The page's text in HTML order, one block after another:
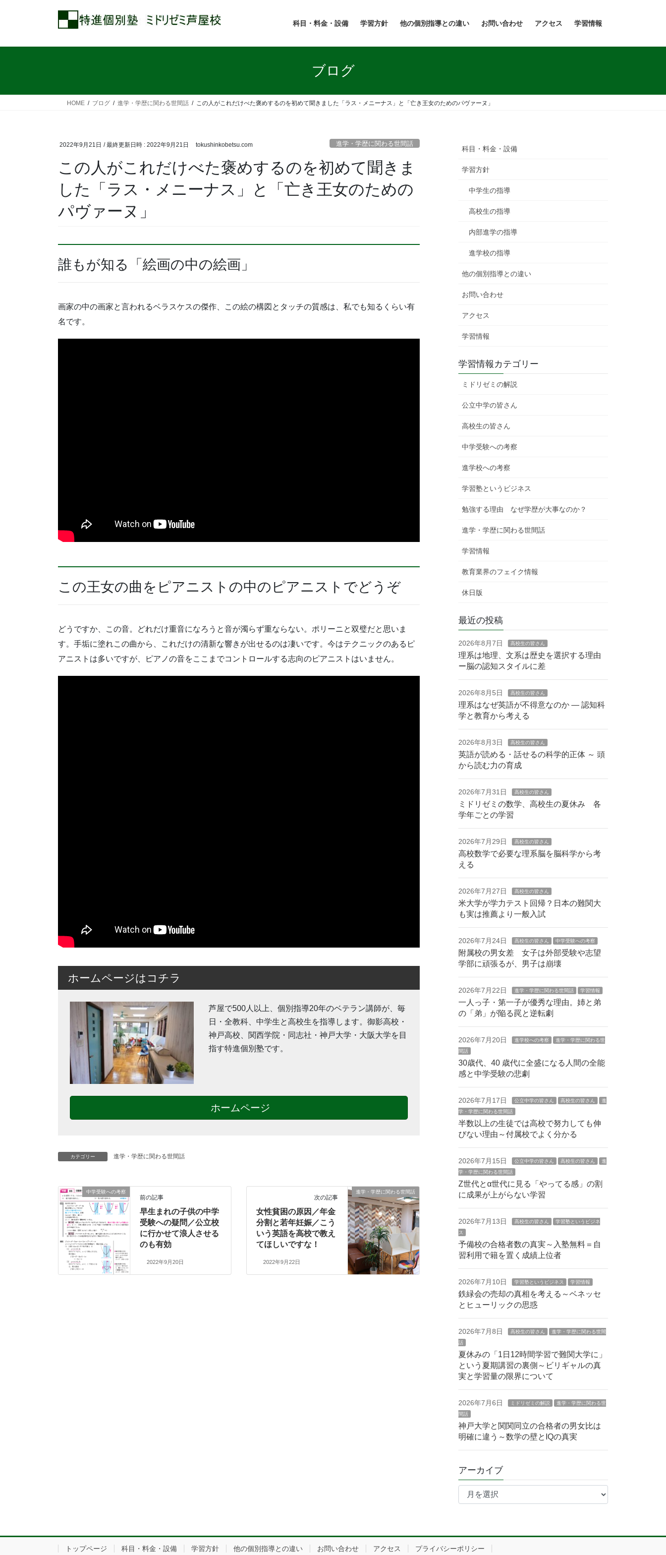
科目・料金・設備 学習方針 他の個別指導との違い お問い合わせ アクセス 学習情報
ブログ
HOME ブログ 進学・学歴に関わる世間話 この人がこれだけべた褒めするのを初めて聞きました「ラス・メニーナス」と「亡き王女のためのパヴァーヌ」
2022年9月21日 / 最終更新日時 : 2022年9月21日 tokushinkobetsu.com 進学・学歴に関わる世間話
この人がこれだけべた褒めするのを初めて聞きま
した「ラス・メニーナス」と「亡き王女のための
パヴァーヌ」
誰もが知る「絵画の中の絵画」
画家の中の画家と言われるベラスケスの傑作、この絵の構図とタッチの質感は、私でも知るくらい有
名です。
この王女の曲をピアニストの中のピアニストでどうぞ
どうですか、この音。どれだけ重音になろうと音が濁らず重ならない。ポリーニと双璧だと思いま
す。手垢に塗れこの曲から、これだけの清新な響きが出せるのは凄いです。今はテクニックのあるピ
アニストは多いですが、ピアノの音をここまでコントロールする志向のピアニストはいません。
ホームページはコチラ
芦屋で500人以上、個別指導20年のベテラン講師が、毎
日・全教科、中学生と高校生を指導します。御影高校・
神戸高校、関西学院・同志社・神戸大学・大阪大学を目
指す特進個別塾です。
ホームページ
カテゴリー 進学・学歴に関わる世間話
中学受験への考察
前の記事
早生まれの子供の中学
受験への疑問／公立校
に行かせて浪人させる
のも有効
2022年9月20日
進学・学歴に関わる世間話
次の記事
女性貧困の原因／年金
分割と若年妊娠／こう
いう英語を高校で教え
てほしいですな！
2022年9月22日
科目・料金・設備
学習方針
中学生の指導
高校生の指導
内部進学の指導
進学校の指導
他の個別指導との違い
お問い合わせ
アクセス
学習情報
学習情報カテゴリー
ミドリゼミの解説
公立中学の皆さん
高校生の皆さん
中学受験への考察
進学校への考察
学習塾というビジネス
勉強する理由 なぜ学歴が大事なのか？
進学・学歴に関わる世間話
学習情報
教育業界のフェイク情報
休日版
最近の投稿
2026年8月7日 高校生の皆さん
理系は地理、文系は歴史を選択する理由
ー脳の認知スタイルに差
2026年8月5日 高校生の皆さん
理系はなぜ英語が不得意なのか — 認知科
学と教育から考える
2026年8月3日 高校生の皆さん
英語が読める・話せるの科学的正体 ～ 頭
から読む力の育成
2026年7月31日 高校生の皆さん
ミドリゼミの数学、高校生の夏休み 各
学年ごとの学習
2026年7月29日 高校生の皆さん
高校数学で必要な理系脳を脳科学から考
える
2026年7月27日 高校生の皆さん
米大学が学力テスト回帰？日本の難関大
も実は推薦より一般入試
2026年7月24日 高校生の皆さん 中学受験への考察
附属校の男女差 女子は外部受験や志望
学部に頑張るが、男子は崩壊
2026年7月22日 進学・学歴に関わる世間話 学習情報
一人っ子・第一子が優秀な理由。姉と弟
の「弟」が陥る罠と逆転劇
2026年7月20日 進学校への考察
進学・学歴に関わる世
間話
30歳代、40 歳代に全盛になる人間の全能
感と中学受験の悲劇
2026年7月17日 公立中学の皆さん 高校生の皆さん
進
学・学歴に関わる世間話
半数以上の生徒では高校で努力しても伸
びない理由～付属校でよく分かる
2026年7月15日 公立中学の皆さん 高校生の皆さん
進
学・学歴に関わる世間話
Z世代とα世代に見る「やってる感」の割
に成果が上がらない学習
2026年7月13日 高校生の皆さん
学習塾というビジネ
ス
予備校の合格者数の真実～入塾無料＝自
習利用で籍を置く成績上位者
2026年7月10日 学習塾というビジネス 学習情報
鉄緑会の売却の真相を考える～ベネッセ
とヒューリックの思惑
2026年7月8日 高校生の皆さん
進学・学歴に関わる世間
話
夏休みの「1日12時間学習で難関大学に」
という夏期講習の裏側～ビリギャルの真
実と学習量の限界について
2026年7月6日 ミドリゼミの解説
進学・学歴に関わる世
間話
神戸大学と関関同立の合格者の男女比は
明確に違う～数学の壁とIQの真実
アーカイブ
ア
トップページ 科目・料金・設備 学習方針 他の個別指導との違い お問い合わせ アクセス プライバシーポリシー